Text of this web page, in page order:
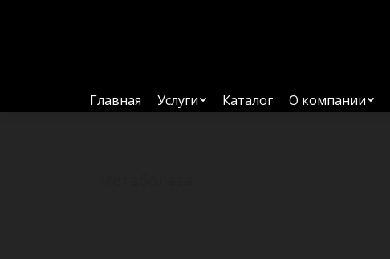
Главная Услуги Каталог О компании